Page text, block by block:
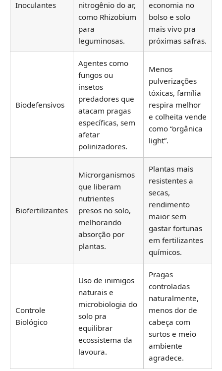
Inoculantes
nitrogênio do ar,
como Rhizobium
para
leguminosas.
economia no
bolso e solo
mais vivo pra
próximas safras.
Biodefensivos
Agentes como
fungos ou
insetos
predadores que
atacam pragas
específicas, sem
afetar
polinizadores.
Menos
pulverizações
tóxicas, família
respira melhor
e colheita vende
como “orgânica
light”.
Biofertilizantes
Microrganismos
que liberam
nutrientes
presos no solo,
melhorando
absorção por
plantas.
Plantas mais
resistentes a
secas,
rendimento
maior sem
gastar fortunas
em fertilizantes
químicos.
Controle
Biológico
Uso de inimigos
naturais e
microbiologia do
solo pra
equilibrar
ecossistema da
lavoura.
Pragas
controladas
naturalmente,
menos dor de
cabeça com
surtos e meio
ambiente
agradece.